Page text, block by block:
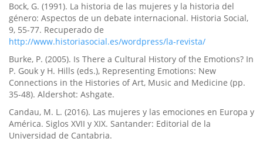
Bock, G. (1991). La historia de las mujeres y la historia del
género: Aspectos de un debate internacional. Historia Social,
9, 55-77. Recuperado de
http://www.historiasocial.es/wordpress/la-revista/
Burke, P. (2005). Is There a Cultural History of the Emotions? In
P. Gouk y H. Hills (eds.), Representing Emotions: New
Connections in the Histories of Art, Music and Medicine (pp.
35-48). Aldershot: Ashgate.
Candau, M. L. (2016). Las mujeres y las emociones en Europa y
América. Siglos XVII y XIX. Santander: Editorial de la
Universidad de Cantabria.